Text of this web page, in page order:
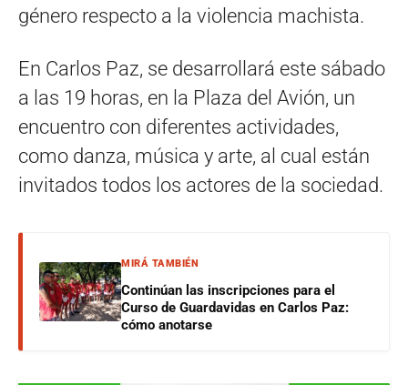
género respecto a la violencia machista.
En Carlos Paz, se desarrollará este sábado
a las 19 horas, en la Plaza del Avión, un
encuentro con diferentes actividades,
como danza, música y arte, al cual están
invitados todos los actores de la sociedad.
MIRÁ TAMBIÉN
Continúan las inscripciones para el
Curso de Guardavidas en Carlos Paz:
cómo anotarse